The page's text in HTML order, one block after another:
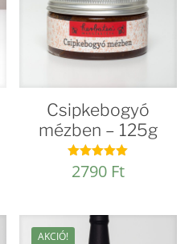
Csipkebogyó
mézben – 125g
Értékelés:
4.96
2790 Ft
AKCIÓ!